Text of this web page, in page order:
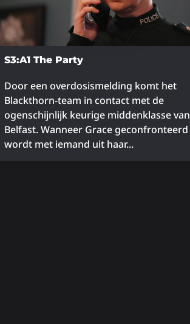
S3:A1 The Party
Door een overdosismelding komt het
Blackthorn-team in contact met de
ogenschijnlijk keurige middenklasse van
Belfast. Wanneer Grace geconfronteerd
wordt met iemand uit haar...